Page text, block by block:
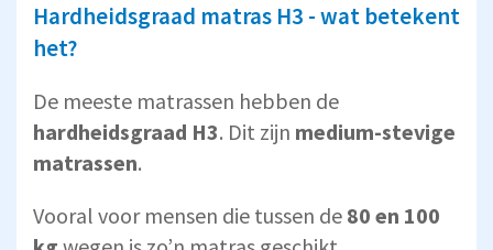
Hardheidsgraad matras H3 - wat betekent
het?
De meeste matrassen hebben de
hardheidsgraad H3. Dit zijn medium-stevige
matrassen.
Vooral voor mensen die tussen de 80 en 100